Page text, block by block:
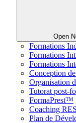
Open
Formations
Formations
Formations
Conception
Organisation
Tutorat post-
FormaPrest™
Coaching
Plan de